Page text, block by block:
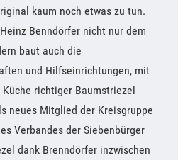
kaum noch etwas zu tun.
Benndörfer nicht nur dem
baut auch die
und Hilfseinrichtungen, mit
richtiger Baumstriezel
neues Mitglied der Kreisgruppe
Verbandes der Siebenbürger
dank Brenndörfer inzwischen